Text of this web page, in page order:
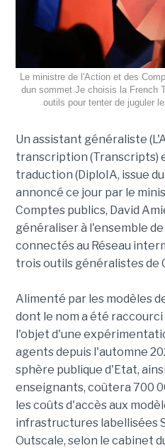
Le ministre de l'Action et des
dun sommet Je choisis la French
outils pour tenter de juguler
Un assistant généraliste
transcription (Transcripts)
traduction (DiploIA, issue
annoncé ce jour par le
Comptes publics, David
généraliser à l'ensemble
connectés au Réseau
trois outils généralistes de
Alimenté par les modèles
dont le nom a été
l'objet d'une
agents depuis l'automne
sphère publique d'Etat,
enseignants, coûtera 700
les coûts d'accès aux
infrastructures labellisées
Outscale, selon le cabinet